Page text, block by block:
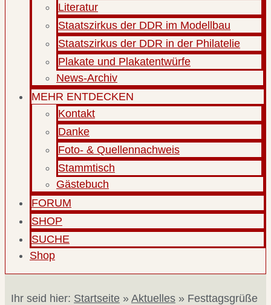
Literatur
Staatszirkus der DDR im Modellbau
Staatszirkus der DDR in der Philatelie
Plakate und Plakatentwürfe
News-Archiv
MEHR ENTDECKEN
Kontakt
Danke
Foto- & Quellennachweis
Stammtisch
Gästebuch
FORUM
SHOP
SUCHE
Shop
Ihr seid hier: Startseite » Aktuelles » Festtagsgrüße